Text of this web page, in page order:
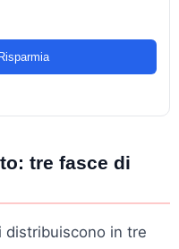
tre fasce di
distribuiscono in tre